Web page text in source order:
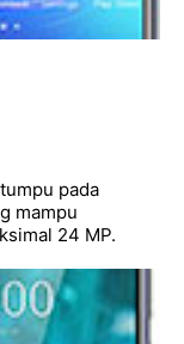
pada
mampu
24 MP.